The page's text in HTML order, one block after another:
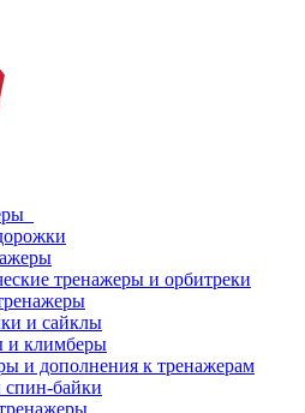
тренажеры и орбитреки
и сайклы
и климберы
и дополнения к тренажерам
байки